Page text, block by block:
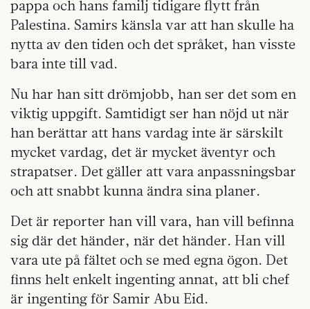
pappa och hans familj tidigare flytt från
Palestina. Samirs känsla var att han skulle ha
nytta av den tiden och det språket, han visste
bara inte till vad.
Nu har han sitt drömjobb, han ser det som en
viktig uppgift. Samtidigt ser han nöjd ut när
han berättar att hans vardag inte är särskilt
mycket vardag, det är mycket äventyr och
strapatser. Det gäller att vara anpassningsbar
och att snabbt kunna ändra sina planer.
Det är reporter han vill vara, han vill befinna
sig där det händer, när det händer. Han vill
vara ute på fältet och se med egna ögon. Det
finns helt enkelt ingenting annat, att bli chef
är ingenting för Samir Abu Eid.